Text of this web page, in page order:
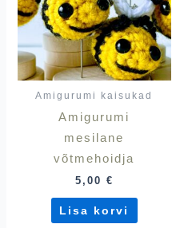
Amigurumi kaisukad
Amigurumi
mesilane
võtmehoidja
5,00 €
Lisa korvi